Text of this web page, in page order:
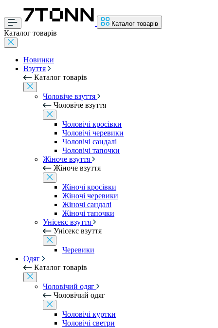
Каталог товарів
Каталог товарів
Новинки
Взуття
Каталог товарів
Чоловіче взуття
Чоловіче взуття
Чоловічі кросівки
Чоловічі черевики
Чоловічі сандалі
Чоловічі тапочки
Жіноче взуття
Жіноче взуття
Жіночі кросівки
Жіночі черевики
Жіночі сандалі
Жіночі тапочки
Унісекс взуття
Унісекс взуття
Черевики
Одяг
Каталог товарів
Чоловічий одяг
Чоловічий одяг
Чоловічі куртки
Чоловічі светри